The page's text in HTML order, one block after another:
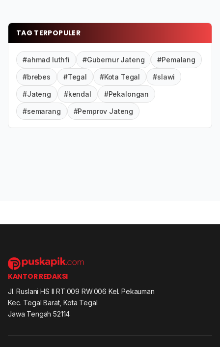
TAG TERPOPULER
#ahmad luthfi #Gubernur Jateng #Pemalang
#brebes #Tegal #Kota Tegal #slawi
#Jateng #kendal #Pekalongan
#semarang #Pemprov Jateng
KANTOR REDAKSI
Jl. Ruslani HS II RT.009 RW.006 Kel. Pekauman
Kec. Tegal Barat, Kota Tegal
Jawa Tengah 52114